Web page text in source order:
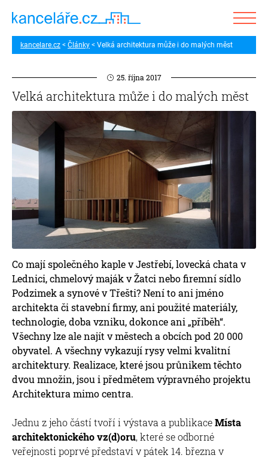
kancelare.cz Články Velká architektura může i do malých měst
25. října 2017
Velká architektura může i do malých měst
Co mají společného kaple v Jestřebí, lovecká chata v
Lednici, chmelový maják v Žatci nebo firemní sídlo
Podzimek a synové v Třešti? Není to ani jméno
architekta či stavební firmy, ani použité materiály,
technologie, doba vzniku, dokonce ani „příběh“.
Všechny lze ale najít v městech a obcích pod 20 000
obyvatel. A všechny vykazují rysy velmi kvalitní
architektury. Realizace, které jsou průnikem těchto
dvou množin, jsou i předmětem výpravného projektu
Architektura mimo centra.
Jednu z jeho částí tvoří i výstava a publikaceMísta
architektonického vz(d)oru, které se odborné
veřejnosti poprvé představí v pátek 14. března v